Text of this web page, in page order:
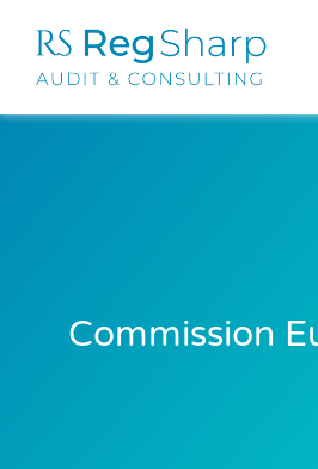
Commission